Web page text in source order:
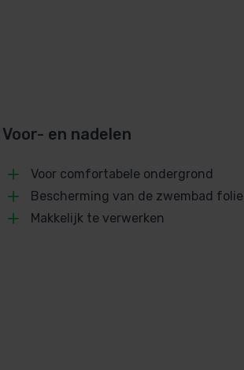
Voor- en nadelen
Voor comfortabele ondergrond
Bescherming van de zwembad folie
Makkelijk te verwerken